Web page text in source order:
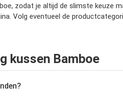
zodat je altijd de slimste keuze
Volg eventueel de
kussen Bamboe